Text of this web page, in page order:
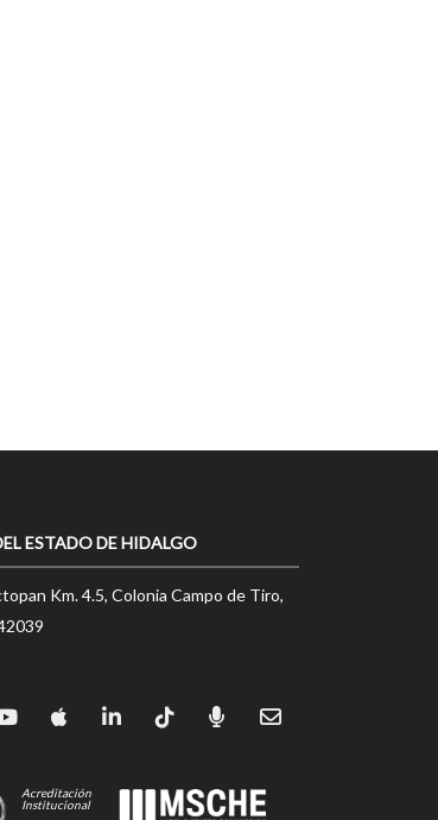
ESTADO DE HIDALGO
Km. 4.5, Colonia Campo de Tiro,
Acreditación
Institucional